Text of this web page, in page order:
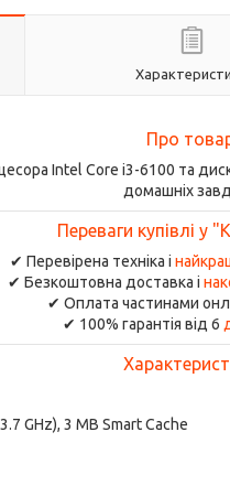
Про
Intel Core i3-6100 та
домашніх
Переваги купівлі у
✔ Перевірена техніка і
✔ Безкоштовна доставка і
✔ Оплата частинами
✔ 100% гарантія від 6
GHz), 3 MB Smart Cache